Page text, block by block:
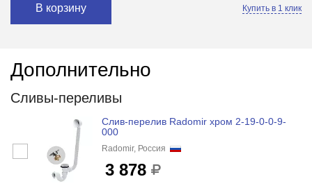
В корзину Купить в 1 клик
Дополнительно
Сливы-переливы
Слив-перелив Radomir хром 2-19-0-0-9-
000
Radomir, Россия
3 878